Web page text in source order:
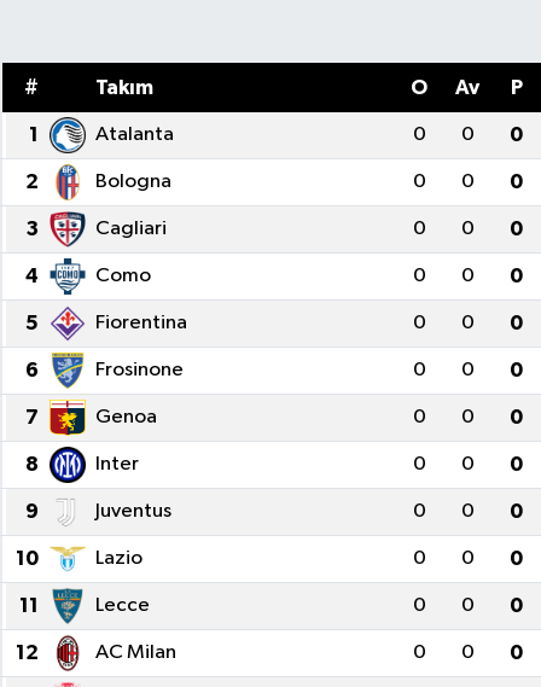
# Takım O Av P
1 Atalanta 0 0 0
2 Bologna 0 0 0
3 Cagliari 0 0 0
4 Como 0 0 0
5 Fiorentina 0 0 0
6 Frosinone 0 0 0
7 Genoa 0 0 0
8 Inter 0 0 0
9 Juventus 0 0 0
10 Lazio 0 0 0
11 Lecce 0 0 0
12 AC Milan 0 0 0
Teknoloji
Yaşam